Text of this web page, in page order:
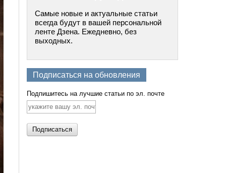
Самые новые и актуальные статьи
всегда будут в вашей персональной
ленте Дзена. Ежедневно, без
выходных.
Подписаться на обновления
Подпишитесь на лучшие статьи по эл. почте